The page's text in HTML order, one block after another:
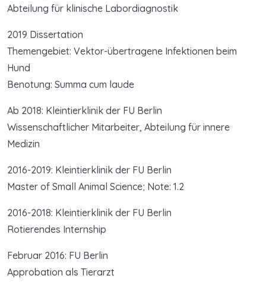
Abteilung für klinische Labordiagnostik
2019 Dissertation
Themengebiet: Vektor-übertragene Infektionen beim
Hund
Benotung: Summa cum laude
Ab 2018: Kleintierklinik der FU Berlin
Wissenschaftlicher Mitarbeiter, Abteilung für innere
Medizin
2016-2019: Kleintierklinik der FU Berlin
Master of Small Animal Science; Note: 1.2
2016-2018: Kleintierklinik der FU Berlin
Rotierendes Internship
Februar 2016: FU Berlin
Approbation als Tierarzt